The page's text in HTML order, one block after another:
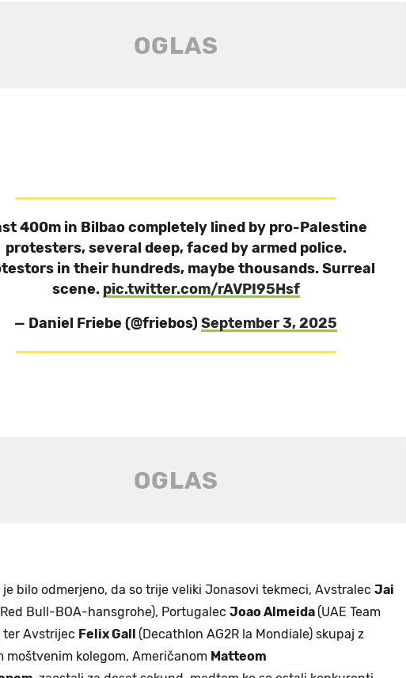
400m in Bilbao completely lined by pro-Palestine
protesters, several deep, faced by armed police.
in their hundreds, maybe thousands. Surreal
scene. pic.twitter.com/rAVPI95Hsf
— Daniel Friebe (@friebos)September 3, 2025
je bilo odmerjeno, da so trije veliki Jonasovi tekmeci, Avstralec Jai
Bull-BOA-hansgrohe), Portugalec Joao Almeida (UAE Team
ter Avstrijec Felix Gall (Decathlon AG2R la Mondiale) skupaj z
moštvenim kolegom, Američanom Matteom